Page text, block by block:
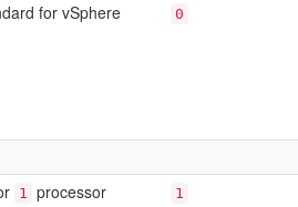
for vSphere 0
1 processor 1